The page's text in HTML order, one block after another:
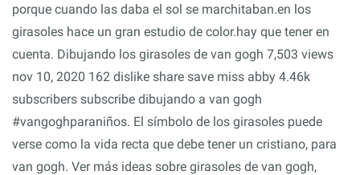
porque cuando las daba el sol se marchitaban.en los
girasoles hace un gran estudio de color.hay que tener en
cuenta. Dibujando los girasoles de van gogh 7,503 views
nov 10, 2020 162 dislike share save miss abby 4.46k
subscribers subscribe dibujando a van gogh
#vangoghparaniños. El símbolo de los girasoles puede
verse como la vida recta que debe tener un cristiano, para
van gogh. Ver más ideas sobre girasoles de van gogh,